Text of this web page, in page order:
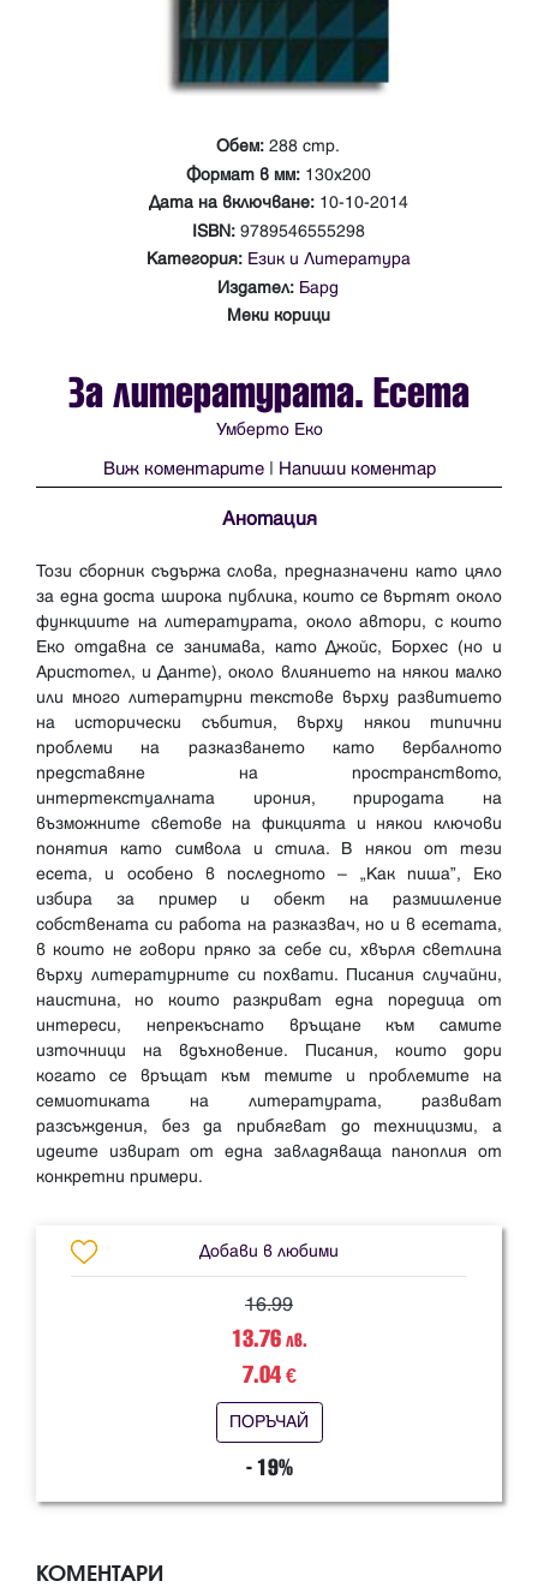
Обем: 288 стр.
Формат в мм: 130х200
Дата на включване: 10-10-2014
ISBN: 9789546555298
Категория: Език и Литература
Издател: Бард
Меки корици
За литературата. Есета
Умберто Еко
Виж коментарите | Напиши коментар
Анотация
Този сборник съдържа слова, предназначени като цяло
за една доста широка публика, които се въртят около
функциите на литературата, около автори, с които
Еко отдавна се занимава, като Джойс, Борхес (но и
Аристотел, и Данте), около влиянието на някои малко
или много литературни текстове върху развитието
на исторически събития, върху някои типични
проблеми на разказването като вербалното
представяне на пространството,
интертекстуалната ирония, природата на
възможните светове на фикцията и някои ключови
понятия като символа и стила. В някои от тези
есета, и особено в последното – „Как пиша”, Еко
избира за пример и обект на размишление
собствената си работа на разказвач, но и в есетата,
в които не говори пряко за себе си, хвърля светлина
върху литературните си похвати. Писания случайни,
наистина, но които разкриват една поредица от
интереси, непрекъснато връщане към самите
източници на вдъхновение. Писания, които дори
когато се връщат към темите и проблемите на
семиотиката на литературата, развиват
разсъждения, без да прибягват до техницизми, а
идеите извират от една завладяваща паноплия от
Добави в любими
16.99
13.76лв.
7.04€
ПОРЪЧАЙ
- 19%
КОМЕНТАРИ